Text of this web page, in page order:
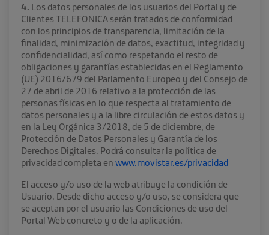
4. Los datos personales de los usuarios del Portal y de
Clientes TELEFONICA serán tratados de conformidad
con los principios de transparencia, limitación de la
finalidad, minimización de datos, exactitud, integridad y
confidencialidad, así como respetando el resto de
obligaciones y garantías establecidas en el Reglamento
(UE) 2016/679 del Parlamento Europeo y del Consejo de
27 de abril de 2016 relativo a la protección de las
personas físicas en lo que respecta al tratamiento de
datos personales y a la libre circulación de estos datos y
en la Ley Orgánica 3/2018, de 5 de diciembre, de
Protección de Datos Personales y Garantía de los
Derechos Digitales. Podrá consultar la política de
privacidad completa en www.movistar.es/privacidad
El acceso y/o uso de la web atribuye la condición de
Usuario. Desde dicho acceso y/o uso, se considera que
se aceptan por el usuario las Condiciones de uso del
Portal Web concreto y o de la aplicación.